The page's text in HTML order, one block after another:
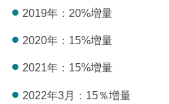
2019年：20%増量
2020年：15%増量
2021年：15%増量
2022年3月：15％増量